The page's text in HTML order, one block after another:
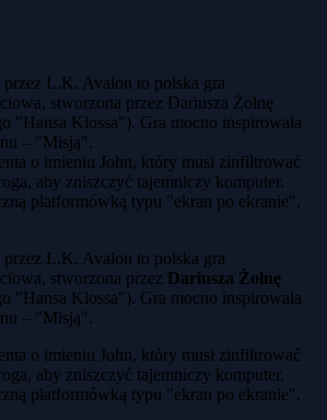
L.K. Avalon to polska gra
stworzona przez Dariusza Żołnę
"Hansa Klossa"). Gra mocno inspirowała
– "Misją".
o imieniu John, który musi zinfiltrować
aby zniszczyć tajemniczy komputer.
platformówką typu "ekran po ekranie".
L.K. Avalon to polska gra
stworzona przez Dariusza Żołnę
"Hansa Klossa"). Gra mocno inspirowała
– "Misją".
o imieniu John, który musi zinfiltrować
aby zniszczyć tajemniczy komputer.
platformówką typu "ekran po ekranie".